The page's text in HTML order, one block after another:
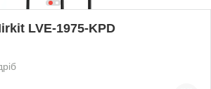
LVE-1975-KPD